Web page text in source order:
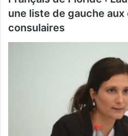
une liste de gauche
consulaires